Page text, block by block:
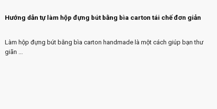
Hướng dẫn tự làm hộp đựng bút bằng bìa carton tái chế đơn giản
Làm hộp đựng bút bằng bìa carton handmade là một cách giúp bạn thư
giãn ...